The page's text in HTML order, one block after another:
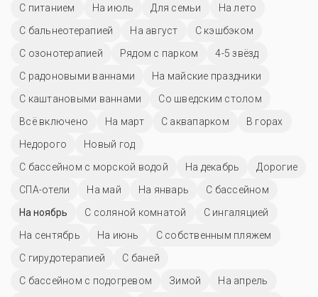
С питанием
На июль Для семьи
На лето
С бальнеотерапией
На август
С кэшбэком
С озонотерапией
Рядом с парком
4-5 звёзд
С радоновыми ваннами
На майские праздники
С каштановыми ваннами
Со шведским столом
Всё включено
На март С аквапарком
В горах
Недорого
Новый год
С бассейном с морской водой
На декабрь
Дорогие
СПА-отели
На май На январь
C бассейном
На ноябрь
С соляной комнатой
С ингаляцией
На сентябрь
На июнь
С собственным пляжем
С гирудотерапией
С баней
С бассейном с подогревом
Зимой
На апрель